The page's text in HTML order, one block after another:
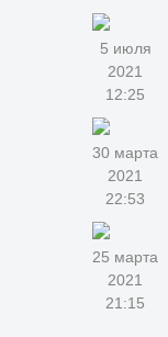
5 июля
2021
12:25
30 марта
2021
22:53
25 марта
2021
21:15